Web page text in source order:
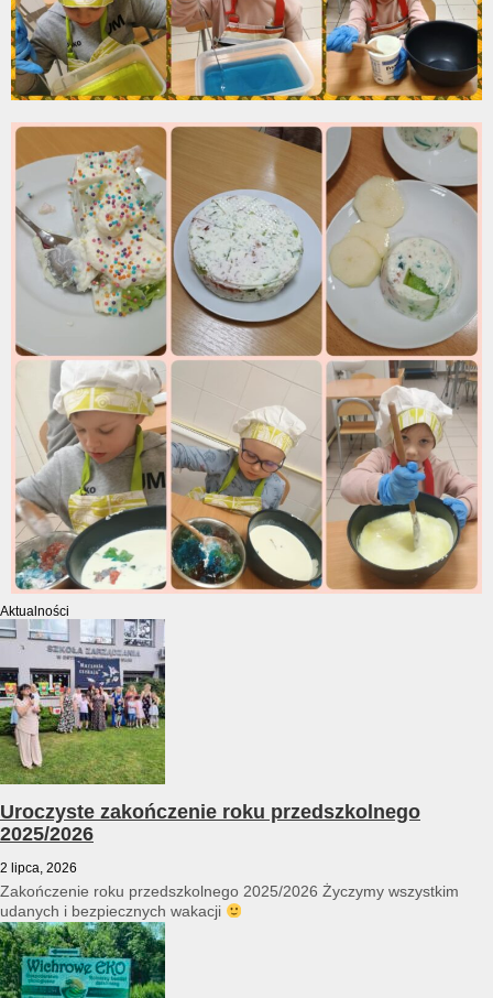
Aktualności
Uroczyste zakończenie roku przedszkolnego
2025/2026
2 lipca, 2026
Zakończenie roku przedszkolnego 2025/2026 Życzymy wszystkim
udanych i bezpiecznych wakacji